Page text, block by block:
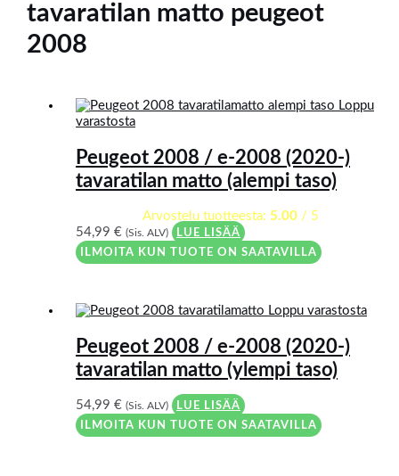
tavaratilan matto peugeot
2008
Loppu
varastosta
Peugeot 2008 / e-2008 (2020-)
tavaratilan matto (alempi taso)
Arvostelu tuotteesta: 5.00/ 5
54,99€ (Sis. ALV)
LUE LISÄÄ
ILMOITA KUN TUOTE ON SAATAVILLA
Loppu varastosta
Peugeot 2008 / e-2008 (2020-)
tavaratilan matto (ylempi taso)
54,99€ (Sis. ALV)
LUE LISÄÄ
ILMOITA KUN TUOTE ON SAATAVILLA